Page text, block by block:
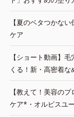
【夏のベタつかな
ケア
【ショート動画】
くる！新・高密着
【教えて！美容の
ケア*・オルビスユ